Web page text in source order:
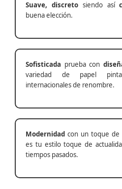
Suave, discretosiendo así
buena elección.
Sofisticada prueba con
variedad de papel
internacionales de renombre.
Modernidad con un toque de
es tu estilo toque de
tiempos pasados.